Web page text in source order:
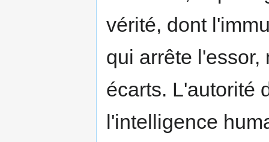
vérité, dont
qui arrête
écarts. L'autorité
l'intelligence